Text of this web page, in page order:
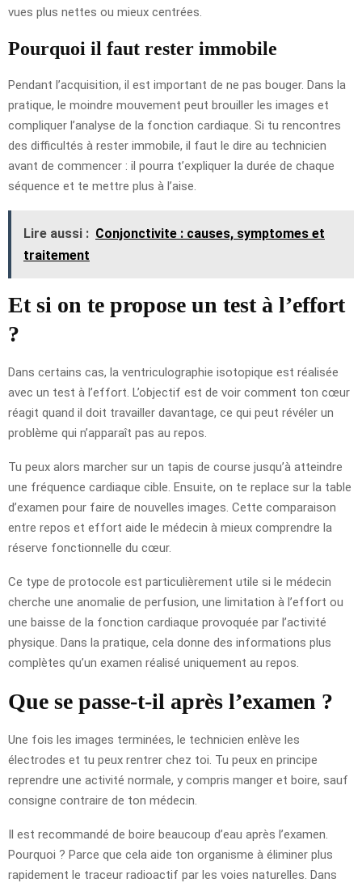
vues plus nettes ou mieux centrées.
Pourquoi il faut rester immobile
Pendant l’acquisition, il est important de ne pas bouger. Dans la
pratique, le moindre mouvement peut brouiller les images et
compliquer l’analyse de la fonction cardiaque. Si tu rencontres
des difficultés à rester immobile, il faut le dire au technicien
avant de commencer : il pourra t’expliquer la durée de chaque
séquence et te mettre plus à l’aise.
Lire aussi : Conjonctivite : causes, symptomes et
traitement
Et si on te propose un test à l’effort
?
Dans certains cas, la ventriculographie isotopique est réalisée
avec un test à l’effort. L’objectif est de voir comment ton cœur
réagit quand il doit travailler davantage, ce qui peut révéler un
problème qui n’apparaît pas au repos.
Tu peux alors marcher sur un tapis de course jusqu’à atteindre
une fréquence cardiaque cible. Ensuite, on te replace sur la table
d’examen pour faire de nouvelles images. Cette comparaison
entre repos et effort aide le médecin à mieux comprendre la
réserve fonctionnelle du cœur.
Ce type de protocole est particulièrement utile si le médecin
cherche une anomalie de perfusion, une limitation à l’effort ou
une baisse de la fonction cardiaque provoquée par l’activité
physique. Dans la pratique, cela donne des informations plus
complètes qu’un examen réalisé uniquement au repos.
Que se passe-t-il après l’examen ?
Une fois les images terminées, le technicien enlève les
électrodes et tu peux rentrer chez toi. Tu peux en principe
reprendre une activité normale, y compris manger et boire, sauf
consigne contraire de ton médecin.
Il est recommandé de boire beaucoup d’eau après l’examen.
Pourquoi ? Parce que cela aide ton organisme à éliminer plus
rapidement le traceur radioactif par les voies naturelles. Dans